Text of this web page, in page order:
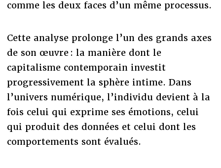
comme les deux faces d’un même processus.
Cette analyse prolonge l’un des grands axes
de son œuvre : la manière dont le
capitalisme contemporain investit
progressivement la sphère intime. Dans
l’univers numérique, l’individu devient à la
fois celui qui exprime ses émotions, celui
qui produit des données et celui dont les
comportements sont évalués.